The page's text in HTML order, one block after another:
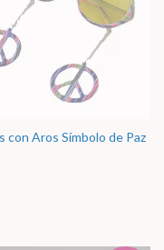
con Aros Símbolo de Paz